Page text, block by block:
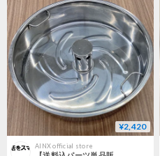
¥2,420
AINX official store